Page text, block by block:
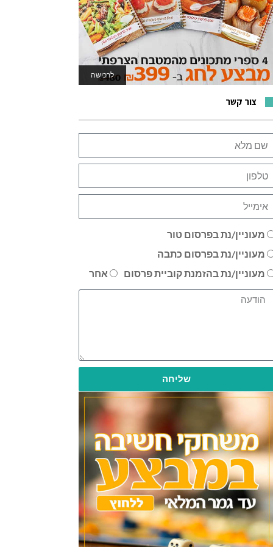
לרכישה
לאתר המשחקים
צור קשר
מעוניין/נת בפרסום טור
מעוניין/נת בפרסום כתבה
מעוניין/נת בהזמנת קוביית פרסום
אחר
שליחה